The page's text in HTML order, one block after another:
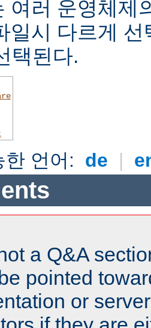
여러 운영체제
일시 다르게
택된다.
한 언어: de |
a Q&A
pointed
or